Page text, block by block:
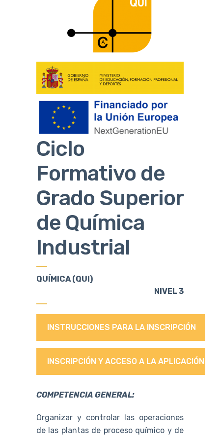
Ciclo
Formativo de
Grado Superior
de Química
Industrial
QUÍMICA (QUI)
NIVEL 3
INSTRUCCIONES PARA LA INSCRIPCIÓN
INSCRIPCIÓN Y ACCESO A LA APLICACIÓN
COMPETENCIA GENERAL:
Organizar y controlar las operaciones
de las plantas de proceso químico y de